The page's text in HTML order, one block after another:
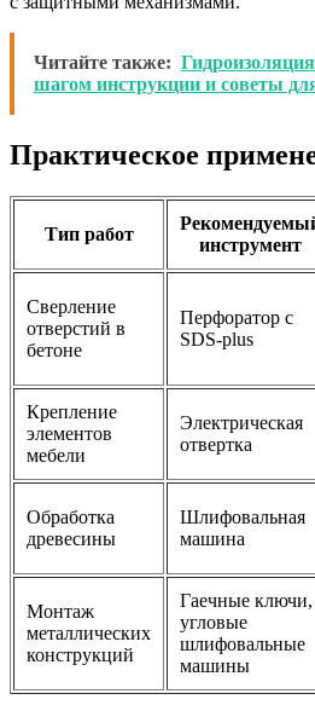
Читайте также:
шагом инструкции и советы
Практическое
Тип работ
инструмент
Сверление
отверстий в
бетоне
Перфоратор с
SDS-plus
Крепление
элементов
мебели
Электрическая
отвертка
Обработка
древесины
Шлифовальная
машина
Монтаж
металлических
конструкций
Гаечные ключи,
угловые
шлифовальные
машины